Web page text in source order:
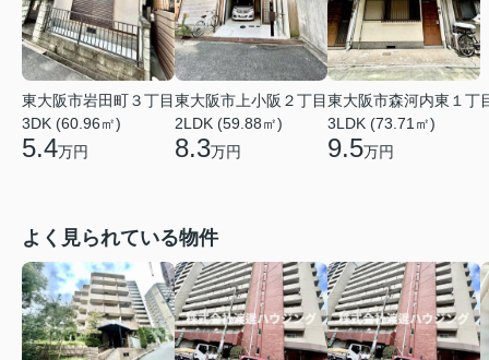
東大阪市岩田町３丁目
3DK (60.96㎡)
5.4万円
東大阪市上小阪２丁目
2LDK (59.88㎡)
8.3万円
東大阪市森河内東１丁
3LDK (73.71㎡)
9.5万円
よく見られている物件